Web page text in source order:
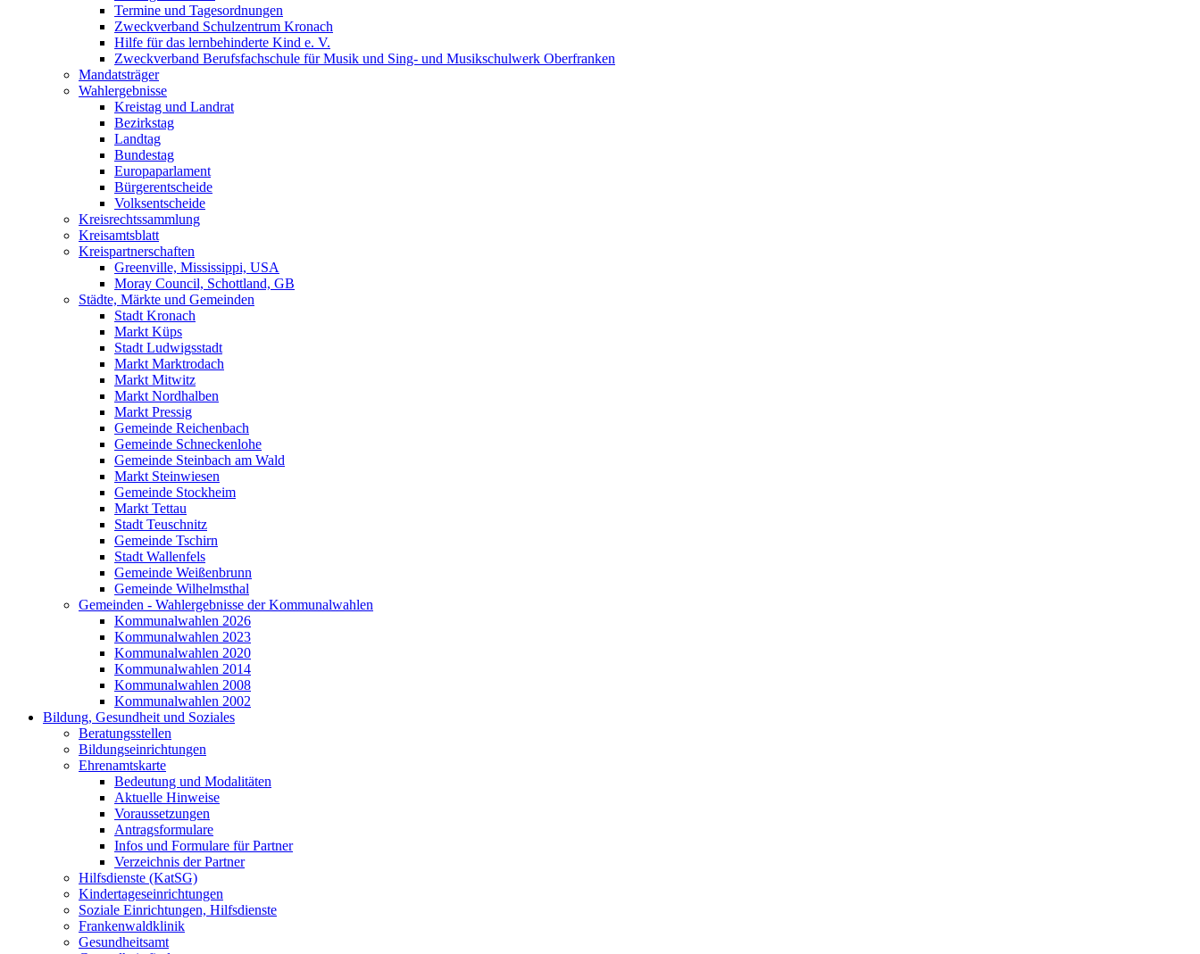
Termine und Tagesordnungen
Zweckverband Schulzentrum Kronach
Hilfe für das lernbehinderte Kind e. V.
Zweckverband Berufsfachschule für Musik und Sing- und Musikschulwerk Oberfranken
Mandatsträger
Wahlergebnisse
Kreistag und Landrat
Bezirkstag
Landtag
Bundestag
Europaparlament
Bürgerentscheide
Volksentscheide
Kreisrechtssammlung
Kreisamtsblatt
Kreispartnerschaften
Greenville, Mississippi, USA
Moray Council, Schottland, GB
Städte, Märkte und Gemeinden
Stadt Kronach
Markt Küps
Stadt Ludwigsstadt
Markt Marktrodach
Markt Mitwitz
Markt Nordhalben
Markt Pressig
Gemeinde Reichenbach
Gemeinde Schneckenlohe
Gemeinde Steinbach am Wald
Markt Steinwiesen
Gemeinde Stockheim
Markt Tettau
Stadt Teuschnitz
Gemeinde Tschirn
Stadt Wallenfels
Gemeinde Weißenbrunn
Gemeinde Wilhelmsthal
Gemeinden - Wahlergebnisse der Kommunalwahlen
Kommunalwahlen 2026
Kommunalwahlen 2023
Kommunalwahlen 2020
Kommunalwahlen 2014
Kommunalwahlen 2008
Kommunalwahlen 2002
Bildung, Gesundheit und Soziales
Beratungsstellen
Bildungseinrichtungen
Ehrenamtskarte
Bedeutung und Modalitäten
Aktuelle Hinweise
Voraussetzungen
Antragsformulare
Infos und Formulare für Partner
Verzeichnis der Partner
Hilfsdienste (KatSG)
Kindertageseinrichtungen
Soziale Einrichtungen, Hilfsdienste
Frankenwaldklinik
Gesundheitsamt